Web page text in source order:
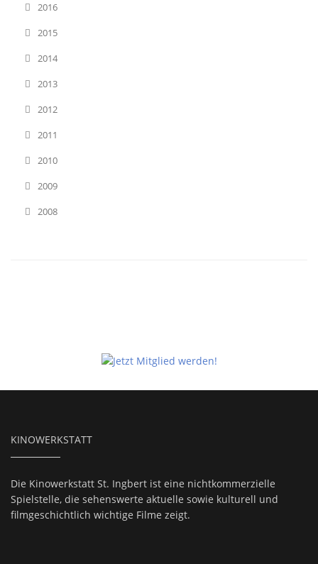
2016
2015
2014
2013
2012
2011
2010
2009
2008
KINOWERKSTATT
Die Kinowerkstatt St. Ingbert ist eine nichtkommerzielle
Spielstelle, die sehenswerte aktuelle sowie kulturell und
filmgeschichtlich wichtige Filme zeigt.